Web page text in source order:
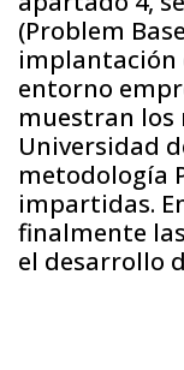
(Problem
implantación
entorno
muestran los
Universidad
metodología
impartidas.
finalmente
el desarrollo